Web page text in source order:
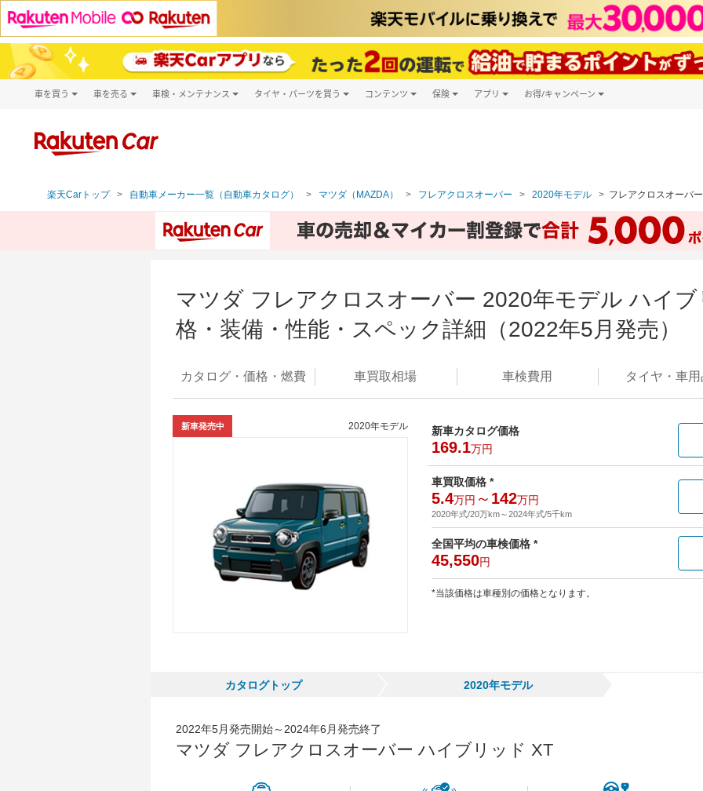
車を買う
新車
車を売る 車検・メンテナンス タイヤ・パーツを買う コンテンツ 保険 アプリ お得/キャンペーン
楽天Carトップ 自動車メーカー一覧（自動車カタログ） マツダ（MAZDA） フレアクロスオーバー 2020年モデル フレアクロスオーバ
マツダ フレアクロスオーバー 2020年モデル ハイ
格・装備・性能・スペック詳細（2022年5月発売）
カタログ・価格・燃費 車買取相場 車検費用 タイヤ・ 車用
新車発売中 2020年モデル 新車カタログ価格
169.1万円
車買取価格 *
5.4万円 ～ 142万円
2020年式/20万km～2024年式/5千km
全国平均の車検価格 *
45,550円
*当該価格は車種別の価格となります。
カタログトップ 2020年モデル
2022年5月発売開始～2024年6月発売終了
マツダ フレアクロスオーバー ハイブリッド XT